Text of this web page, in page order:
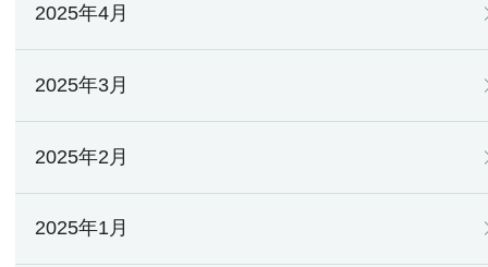
2025年4月
2025年3月
2025年2月
2025年1月